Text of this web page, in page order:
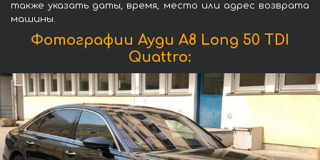
также указать даты, время, место или адрес возврата
машины.
Фотографии Ауди A8 Long 50 TDI
Quattro: